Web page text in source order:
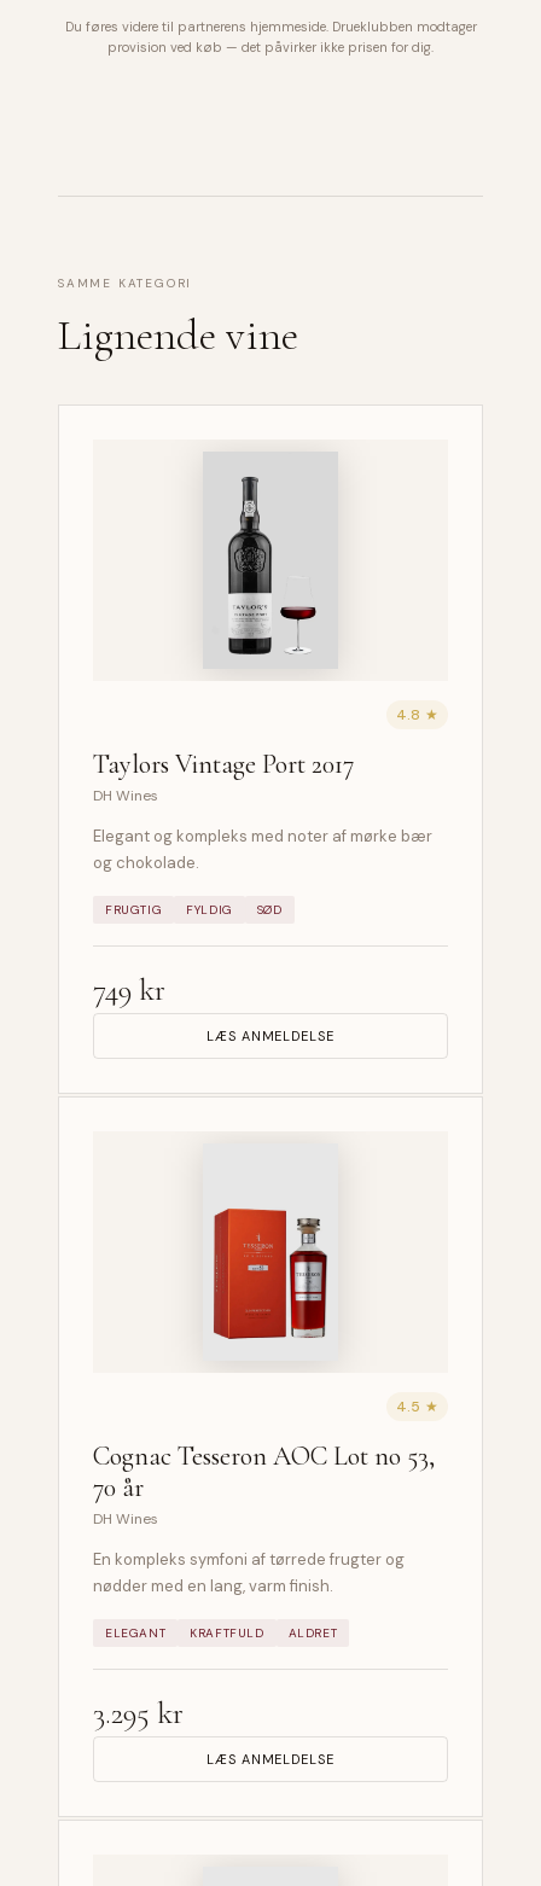
Du føres videre til partnerens hjemmeside. Drueklubben modtager
provision ved køb — det påvirker ikke prisen for dig.
SAMME KATEGORI
Lignende vine
4.8 ★
Taylors Vintage Port 2017
DH Wines
Elegant og kompleks med noter af mørke bær
og chokolade.
FRUGTIG FYLDIG SØD
749 kr
LÆS ANMELDELSE
4.5 ★
Cognac Tesseron AOC Lot no 53,
70 år
DH Wines
En kompleks symfoni af tørrede frugter og
nødder med en lang, varm finish.
ELEGANT KRAFTFULD ALDRET
3.295 kr
LÆS ANMELDELSE